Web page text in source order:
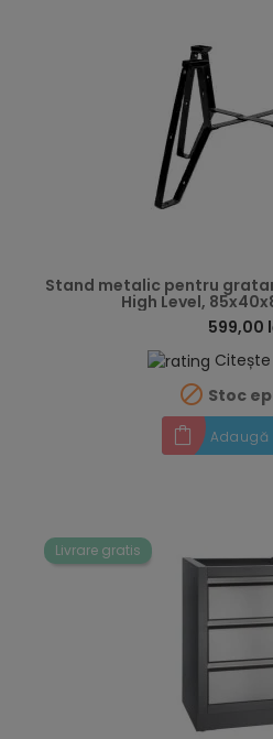
Stand metalic pentru
High Level,
599,00
 Stoc
Adaugă
Livrare gratis